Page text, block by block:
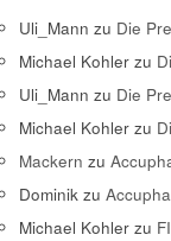
Uli_Mann zu Die
Michael Kohler zu
Uli_Mann zu Die
Michael Kohler zu
Mackern zu
Dominik zu
Michael Kohler zu